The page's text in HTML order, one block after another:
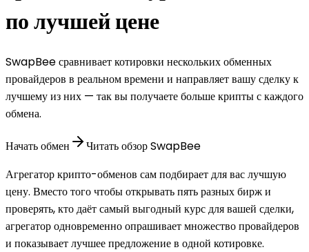
по лучшей цене
SwapBee сравнивает котировки нескольких обменных
провайдеров в реальном времени и направляет вашу сделку к
лучшему из них — так вы получаете больше крипты с каждого
обмена.
Начать обмен
Читать обзор SwapBee
Агрегатор крипто-обменов сам подбирает для вас лучшую
цену. Вместо того чтобы открывать пять разных бирж и
проверять, кто даёт самый выгодный курс для вашей сделки,
агрегатор одновременно опрашивает множество провайдеров
и показывает лучшее предложение в одной котировке.